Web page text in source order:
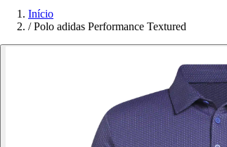
Início
/ Polo adidas Performance Textured